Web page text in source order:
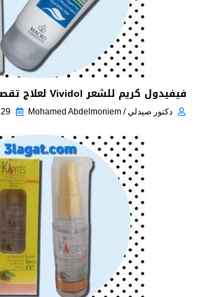
فيفيدول كريم للشعر Vividol لعلاج تقصف الشعر التالف
دكتور صيدلي / Mohamed Abdelmoniem 29 مايو، 2022